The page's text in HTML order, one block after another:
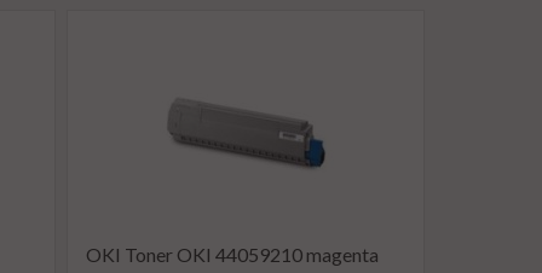
OKI Toner OKI 44059210 magenta